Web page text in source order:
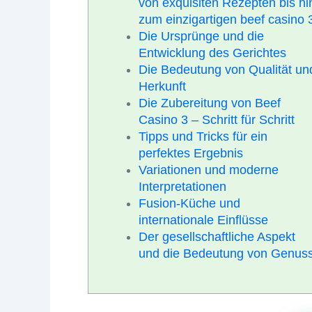
zum einzigartigen beef casino
Die Ursprünge und die
Entwicklung des Gerichtes
Die Bedeutung von Qualität
Herkunft
Die Zubereitung von Beef
Casino 3 – Schritt für Schritt
Tipps und Tricks für ein
perfektes Ergebnis
Variationen und moderne
Interpretationen
Fusion-Küche und
internationale Einflüsse
Der gesellschaftliche Aspekt
und die Bedeutung von